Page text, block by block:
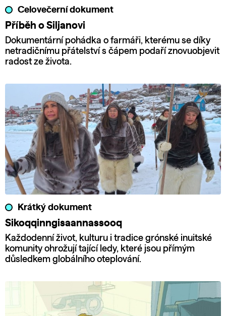
Celovečerní dokument
Příběh o Siljanovi
Dokumentární pohádka o farmáři, kterému se díky
netradičnímu přátelství s čápem podaří znovuobjevit
radost ze života.
Krátký dokument
Sikoqqinngisaannassooq
Každodenní život, kulturu i tradice grónské inuitské
komunity ohrožují tající ledy, které jsou přímým
důsledkem globálního oteplování.